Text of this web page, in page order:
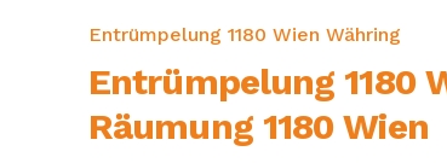
Entrümpelung 1180 Wien Währing
Entrümpelung 1180
Räumung 1180 Wien